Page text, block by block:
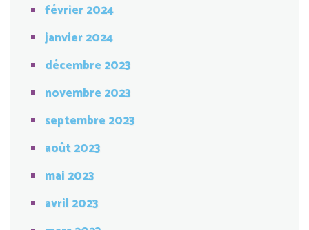
février 2024
janvier 2024
décembre 2023
novembre 2023
septembre 2023
août 2023
mai 2023
avril 2023